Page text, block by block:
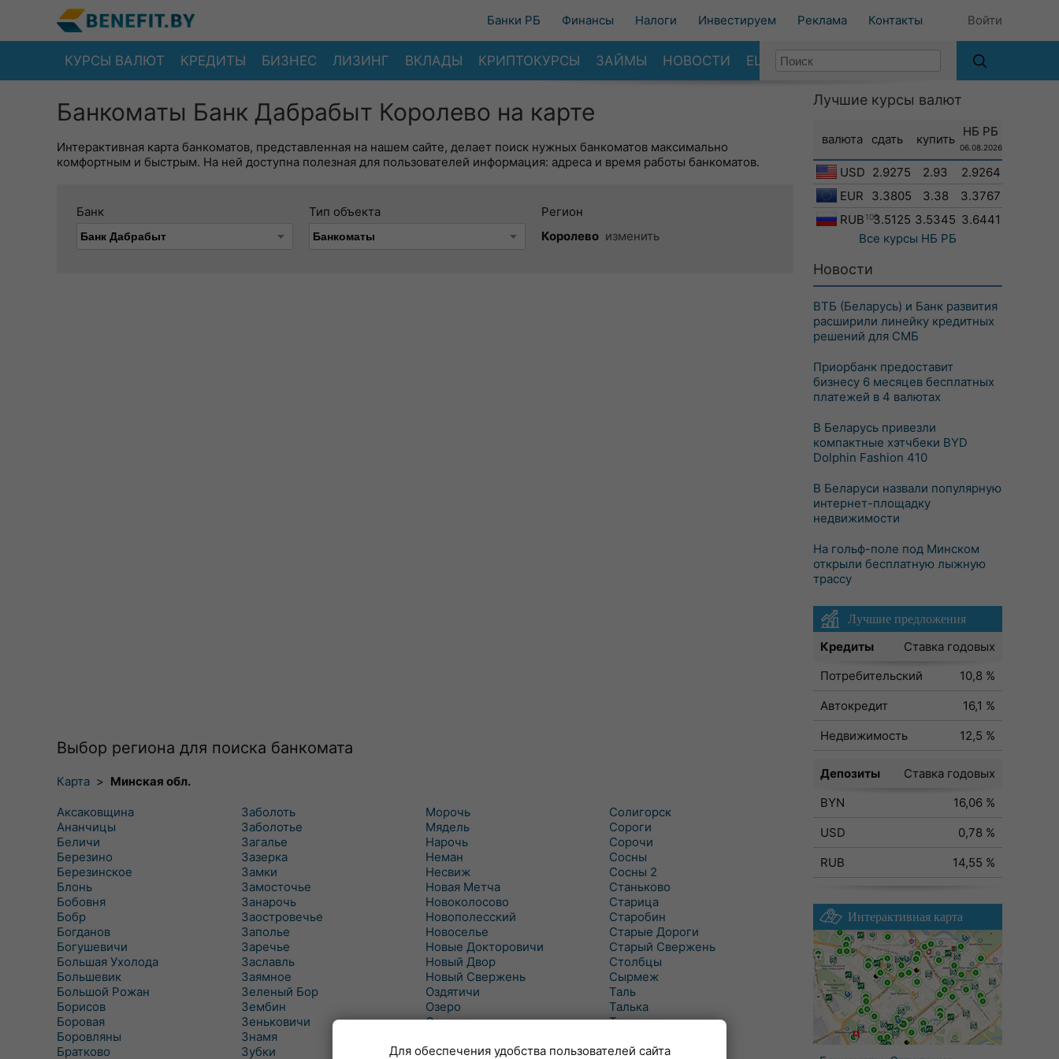
Банки РБ Финансы Налоги Инвестируем Реклама Контакты Войти
КУРСЫ ВАЛЮТ КРЕДИТЫ БИЗНЕС ЛИЗИНГ ВКЛАДЫ КРИПТОКУРСЫ ЗАЙМЫ НОВОСТИ ЕЩЕ
Банкоматы Банк Дабрабыт Королево на карте
Интерактивная карта банкоматов, представленная на нашем сайте, делает поиск нужных банкоматов максимально
комфортным и быстрым. На ней доступна полезная для пользователей информация: адреса и время работы банкоматов.
Банк Тип объекта
Регион
Королево изменить
Выбор региона для поиска банкомата
Карта > Минская обл.
Аксаковщина
Ананчицы
Беличи
Березино
Березинское
Блонь
Бобовня
Бобр
Богданов
Богушевичи
Большая Ухолода
Большевик
Большой Рожан
Борисов
Боровая
Боровляны
Братково
Заболоть
Заболотье
Загалье
Зазерка
Замки
Замосточье
Занарочь
Заостровечье
Заполье
Заречье
Заславль
Заямное
Зеленый Бор
Зембин
Зеньковичи
Знамя
Зубки
Морочь
Мядель
Нарочь
Неман
Несвиж
Новая Метча
Новоколосово
Новополесский
Новоселье
Новые Докторовичи
Новый Двор
Новый Свержень
Оздятичи
Озеро
Озерцо
Октябрь
Солигорск
Сороги
Сорочи
Сосны
Сосны 2
Станьково
Старица
Старобин
Старые Дороги
Старый Свержень
Столбцы
Сырмеж
Таль
Талька
Танежицы
Турец-Бояры
Лучшие курсы валют
валюта сдать купить
НБ РБ
06.08.2026
USD 2.9275 2.93
2.9264
EUR
3.3805 3.38
3.3767
RUB 1003.5125 3.5345 3.6441
Все курсы НБ РБ
Новости
ВТБ (Беларусь) и Банк развития
расширили линейку кредитных
решений для СМБ
Приорбанк предоставит
бизнесу 6 месяцев бесплатных
платежей в 4 валютах
В Беларусь привезли
компактные хэтчбеки BYD
Dolphin Fashion 410
В Беларуси назвали популярную
интернет-площадку
недвижимости
На гольф-поле под Минском
открыли бесплатную лыжную
трассу
Лучшие предложения
Кредиты
Ставка годовых
Потребительский
10,8 %
Автокредит
16,1 %
Недвижимость
12,5 %
Депозиты
Ставка годовых
BYN
16,06 %
USD
0,78 %
RUB
14,55 %
Интерактивная карта
Для обеспечения удобства пользователей сайта